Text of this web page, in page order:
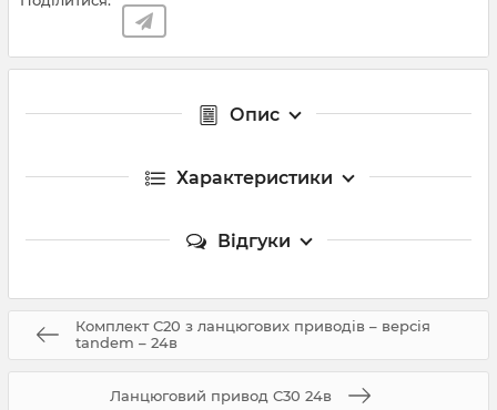
Опис
Характеристики
Відгуки
Комплект C20 з ланцюгових приводів – версія
tandem – 24в
Ланцюговий привод C30 24в